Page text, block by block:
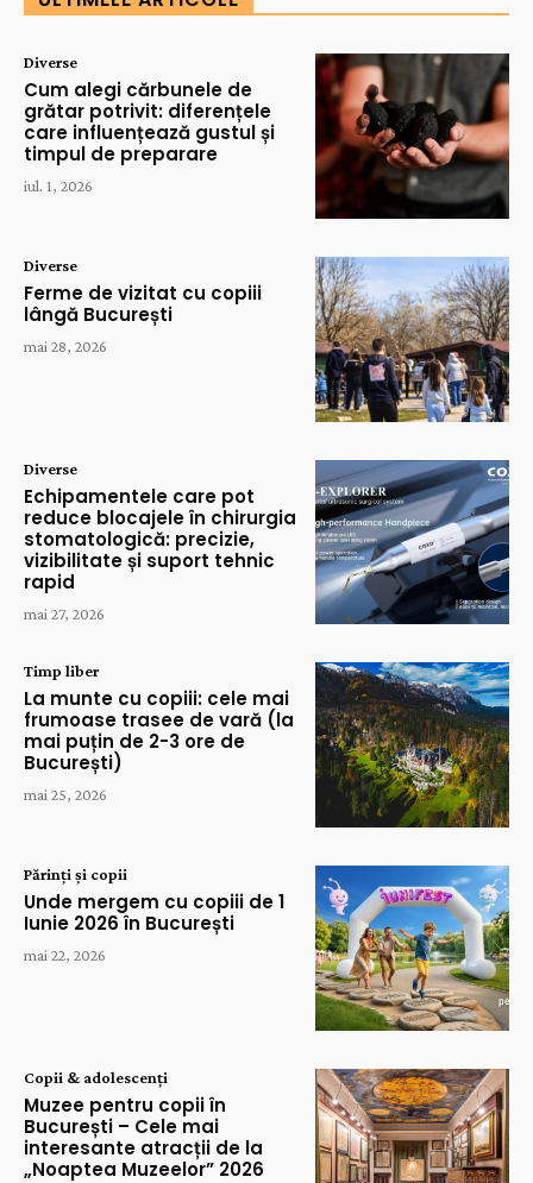
Diverse
Cum alegi cărbunele de
grătar potrivit: diferențele
care influențează gustul și
timpul de preparare
iul. 1, 2026
Diverse
Ferme de vizitat cu copiii
lângă București
mai 28, 2026
Diverse
Echipamentele care pot
reduce blocajele în chirurgia
stomatologică: precizie,
vizibilitate și suport tehnic
rapid
mai 27, 2026
Timp liber
La munte cu copiii: cele mai
frumoase trasee de vară (la
mai puțin de 2-3 ore de
București)
mai 25, 2026
Părinți și copii
Unde mergem cu copiii de 1
Iunie 2026 în București
mai 22, 2026
Copii & adolescenți
Muzee pentru copii în
București – Cele mai
interesante atracții de la
„Noaptea Muzeelor” 2026